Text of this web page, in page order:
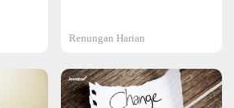
Renungan Harian